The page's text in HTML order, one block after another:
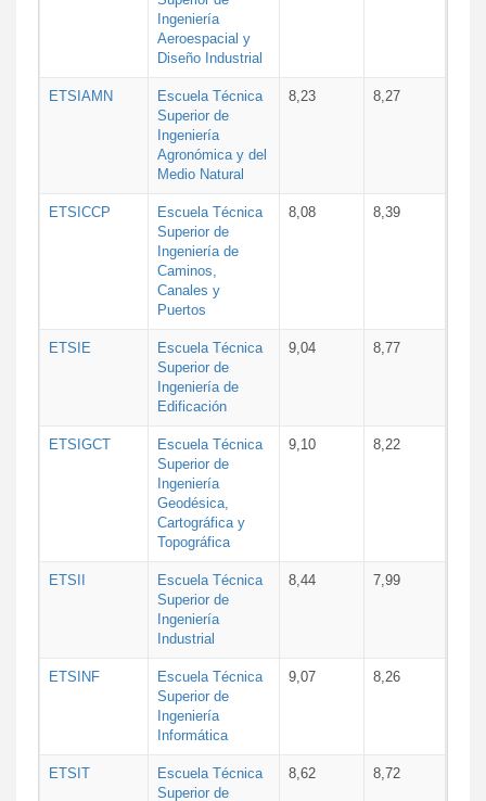
Ingeniería
Aeroespacial y
Diseño Industrial
ETSIAMN
Escuela Técnica
Superior de
Ingeniería
Agronómica y del
Medio Natural
8,23 8,27
ETSICCP
Escuela Técnica
Superior de
Ingeniería de
Caminos,
Canales y
Puertos
8,08 8,39
ETSIE
Escuela Técnica
Superior de
Ingeniería de
Edificación
9,04 8,77
ETSIGCT
Escuela Técnica
Superior de
Ingeniería
Geodésica,
Cartográfica y
Topográfica
9,10 8,22
ETSII
Escuela Técnica
Superior de
Ingeniería
Industrial
8,44 7,99
ETSINF
Escuela Técnica
Superior de
Ingeniería
Informática
9,07 8,26
ETSIT
Escuela Técnica
Superior de
8,62 8,72